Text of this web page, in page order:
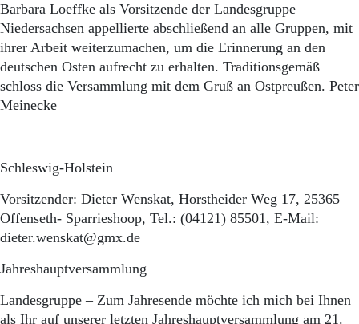
Barbara Loeffke als Vorsitzende der Landesgruppe
Niedersachsen appellierte abschließend an alle Gruppen, mit
ihrer Arbeit weiterzumachen, um die Erinnerung an den
deutschen Osten aufrecht zu erhalten. Traditionsgemäß
schloss die Versammlung mit dem Gruß an Ostpreußen. Peter
Meinecke
Schleswig-Holstein
Vorsitzender: Dieter Wenskat, Horstheider Weg 17, 25365
Offenseth- Sparrieshoop, Tel.: (04121) 85501, E-Mail:
dieter.wenskat@gmx.de
Jahreshauptversammlung
Landesgruppe – Zum Jahresende möchte ich mich bei Ihnen
als Ihr auf unserer letzten Jahreshauptversammlung am 21.